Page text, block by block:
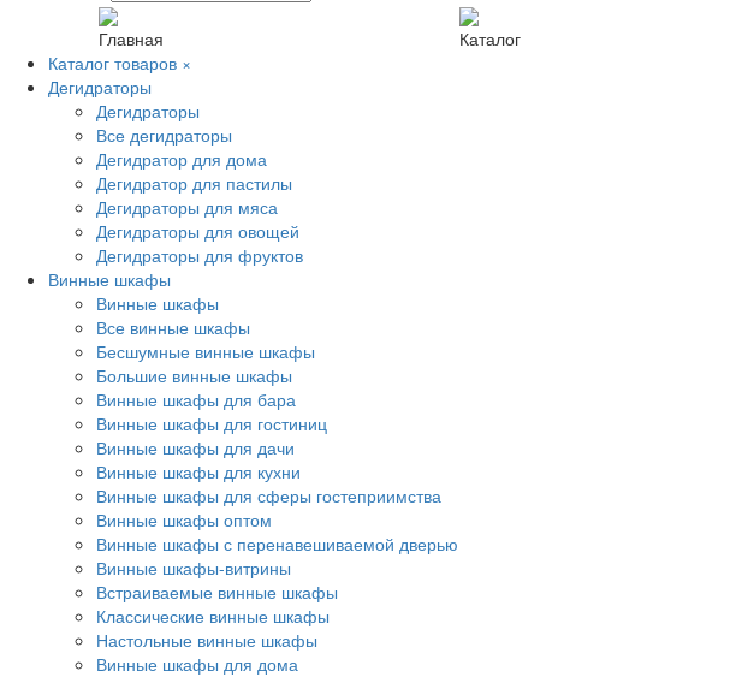
Главная Каталог
Каталог товаров ×
Дегидраторы
Дегидраторы
Все дегидраторы
Дегидратор для дома
Дегидратор для пастилы
Дегидраторы для мяса
Дегидраторы для овощей
Дегидраторы для фруктов
Винные шкафы
Винные шкафы
Все винные шкафы
Бесшумные винные шкафы
Большие винные шкафы
Винные шкафы для бара
Винные шкафы для гостиниц
Винные шкафы для дачи
Винные шкафы для кухни
Винные шкафы для сферы гостеприимства
Винные шкафы оптом
Винные шкафы с перенавешиваемой дверью
Винные шкафы-витрины
Встраиваемые винные шкафы
Классические винные шкафы
Настольные винные шкафы
Винные шкафы для дома